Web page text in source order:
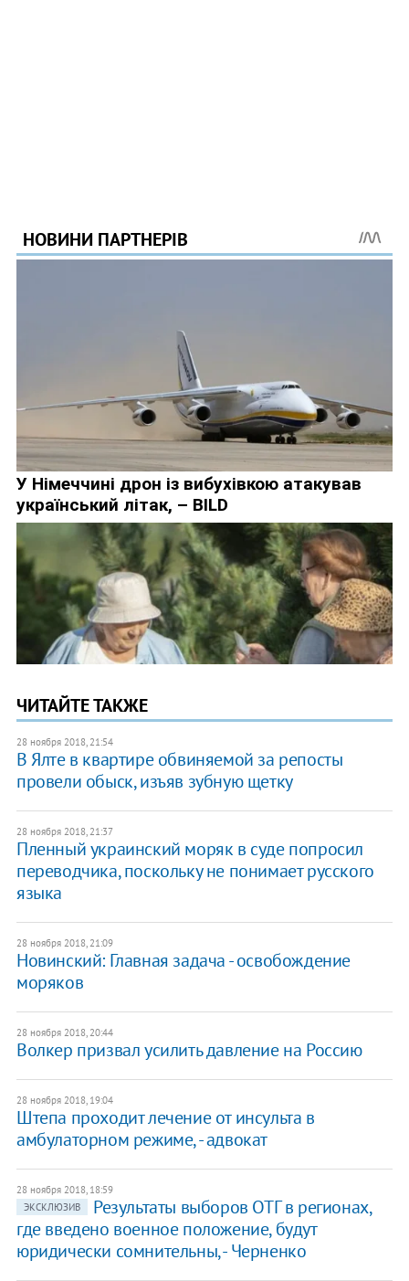
ЧИТАЙТЕ ТАКЖЕ
28 ноября 2018, 21:54
В Ялте в квартире обвиняемой за репосты
провели обыск, изъяв зубную щетку
28 ноября 2018, 21:37
Пленный украинский моряк в суде попросил
переводчика, поскольку не понимает русского
языка
28 ноября 2018, 21:09
Новинский: Главная задача - освобождение
моряков
28 ноября 2018, 20:44
Волкер призвал усилить давление на Россию
28 ноября 2018, 19:04
Штепа проходит лечение от инсульта в
амбулаторном режиме, - адвокат
28 ноября 2018, 18:59
ЭКСКЛЮЗИВ
Результаты выборов ОТГ в регионах,
где введено военное положение, будут
юридически сомнительны, - Черненко